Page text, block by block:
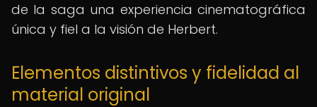
de la saga una experiencia cinematográfica
única y fiel a la visión de Herbert.
Elementos distintivos y fidelidad al
material original